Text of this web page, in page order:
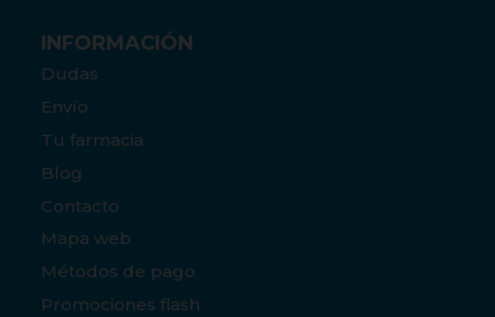
INFORMACIÓN
Dudas
Envío
Tu farmacia
Blog
Contacto
Mapa web
Métodos de pago
Promociones flash